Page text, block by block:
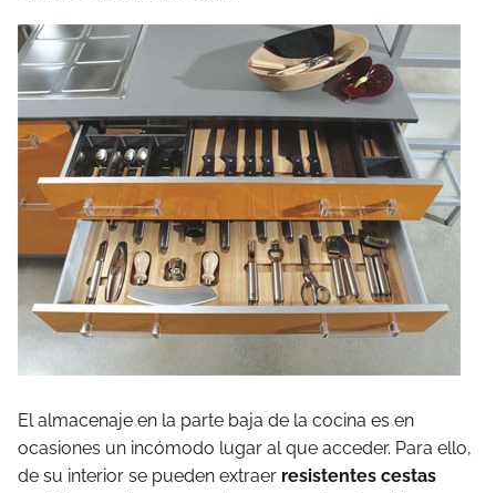
El almacenaje en la parte baja de la cocina es en
ocasiones un incómodo lugar al que acceder. Para ello,
de su interior se pueden extraer resistentes cestas